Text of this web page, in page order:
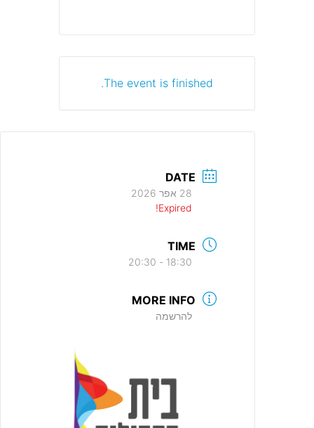
The event is finished.
DATE
28 אפר 2026
Expired!
TIME
18:30 - 20:30
MORE INFO
להרשמה